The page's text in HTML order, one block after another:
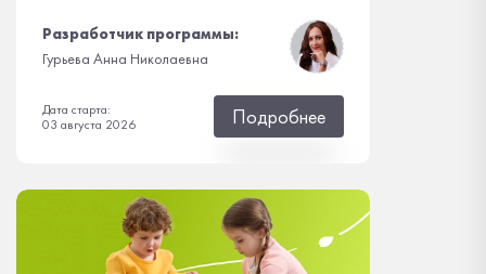
Разработчик программы:
Гурьева Анна Николаевна
Дата старта:
03 августа 2026
Подробнее